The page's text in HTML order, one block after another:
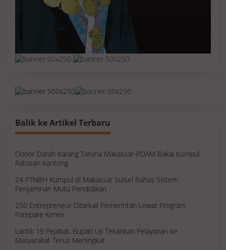
Balik ke Artikel Terbaru
Donor Darah Karang Taruna Makassar-PDAM Bakal Kumpul
Ratusan Kantong
24 PTNBH Kumpul di Makassar Sulsel Bahas Sistem
Penjaminan Mutu Pendidikan
250 Entrepreneur Dibekali Pemerintah Lewat Program
Parepare Keren
Lantik 19 Pejabat, Bupati Uji Tekankan Pelayanan ke
Masyarakat Terus Meningkat